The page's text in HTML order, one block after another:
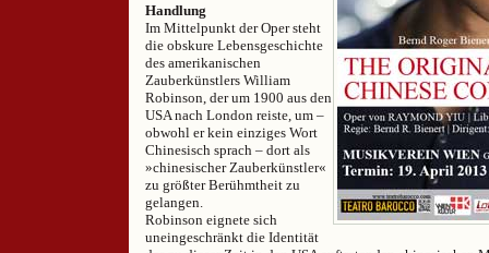
Handlung
Im Mittelpunkt der Oper steht
die obskure Lebensgeschichte
des amerikanischen
Zauberkünstlers William
Robinson, der um 1900 aus den
USA nach London reiste, um –
obwohl er kein einziges Wort
Chinesisch sprach – dort als
»chinesischer Zauberkünstler«
zu größter Berühmtheit zu
gelangen.
Robinson eignete sich
uneingeschränkt die Identität